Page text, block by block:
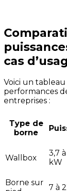
cas
Voici un
performances
entreprises :
Type de
borne
Wallbox
3,7
kW
Borne sur
7 à